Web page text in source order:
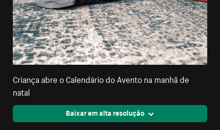
Criança abre o Calendário do Avento na manhã de
natal
Baixar em alta resolução